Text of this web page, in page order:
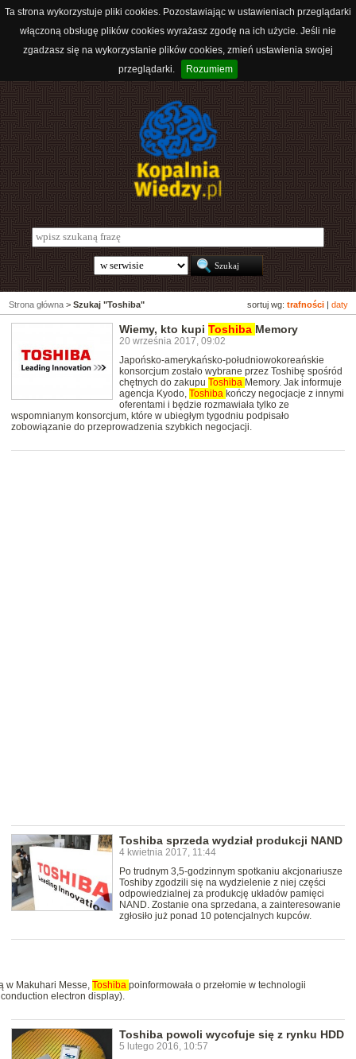
Ta strona wykorzystuje pliki cookies. Pozostawiając w ustawieniach przeglądarki
włączoną obsługę plików cookies wyrażasz zgodę na ich użycie. Jeśli nie
zgadzasz się na wykorzystanie plików cookies, zmień ustawienia swojej
przeglądarki.
Rozumiem
sortuj wg: trafności daty
Strona główna > Szukaj "Toshiba"
Wiemy, kto kupi Toshiba Memory
20 września 2017, 09:02
Japońsko-amerykańsko-południowokoreańskie
konsorcjum zostało wybrane przez Toshibę spośród
chętnych do zakupu Toshiba Memory. Jak informuje
agencja Kyodo, Toshiba kończy negocjacje z innymi
oferentami i będzie rozmawiała tylko ze
wspomnianym konsorcjum, które w ubiegłym tygodniu podpisało
zobowiązanie do przeprowadzenia szybkich negocjacji.
Toshiba sprzeda wydział produkcji NAND
4 kwietnia 2017, 11:44
Po trudnym 3,5-godzinnym spotkaniu akcjonariusze
Toshiby zgodzili się na wydzielenie z niej części
odpowiedzialnej za produkcję układów pamięci
NAND. Zostanie ona sprzedana, a zainteresowanie
zgłosiło już ponad 10 potencjalnych kupców.
w Makuhari Messe, Toshiba poinformowała o przełomie w technologii
electron display).
Toshiba powoli wycofuje się z rynku HDD
5 lutego 2016, 10:57